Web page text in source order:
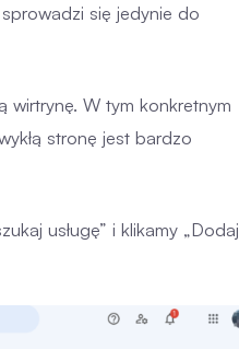
się jedynie do
wirtrynę. W tym konkretnym
stronę jest bardzo
usługę” i klikamy „Dodaj